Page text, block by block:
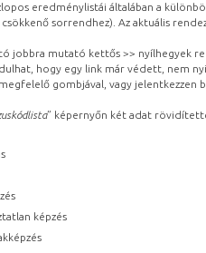
eredménylistái általában a
csökkenő sorrendhez). Az aktuális
jobbra mutató kettős >> nyílhegyek
hogy egy link már védett, nem
gombjával, vagy
” képernyőn két adat
képzés